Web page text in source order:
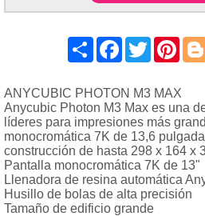
ShareFacebook
Twitter
ANYCUBIC PHOTON M3 MAX
Anycubic Photon M3 Max es una
líderes para impresiones más
monocromática 7K de 13,6
construcción de hasta 298 x 164 x
Pantalla monocromática 7K de 13"
Llenadora de resina automática
Husillo de bolas de alta precisión
Tamaño de edificio grande